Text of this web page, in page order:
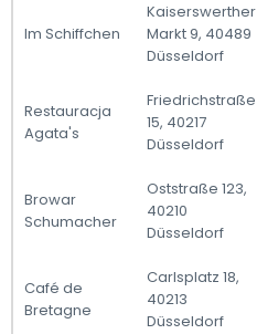
Im Schiffchen
Kaiserswerther
Markt 9, 40489
Düsseldorf
Restauracja
Agata's
Friedrichstraße
15, 40217
Düsseldorf
Browar
Schumacher
Oststraße 123,
40210
Düsseldorf
Café de
Bretagne
Carlsplatz 18,
40213
Düsseldorf